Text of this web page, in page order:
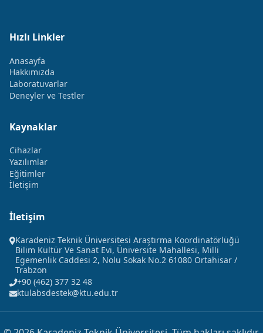
Hızlı Linkler
Anasayfa
Hakkımızda
Laboratuvarlar
Deneyler ve Testler
Kaynaklar
Cihazlar
Yazılımlar
Eğitimler
İletişim
İletişim
Karadeniz Teknik Üniversitesi Araştırma Koordinatörlüğü
Bilim Kültür Ve Sanat Evi, Üniversite Mahallesi, Milli
Egemenlik Caddesi 2, Nolu Sokak No.2 61080 Ortahisar /
Trabzon
+90 (462) 377 32 48
ktulabsdestek@ktu.edu.tr